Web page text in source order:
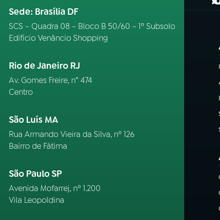
Sede: Brasília DF
SCS – Quadra 08 – Bloco B 50/60 – 1º Subsolo
Edifício Venâncio Shopping
Rio de Janeiro RJ
Av. Gomes Freire, n° 474
Centro
São Luís MA
Rua Armando Vieira da Silva, nº 126
Bairro de Fátima
São Paulo SP
Avenida Mofarrej, nº 1.200
Vila Leopoldina